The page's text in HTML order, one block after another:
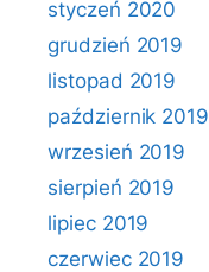
styczeń 2020
grudzień 2019
listopad 2019
październik 2019
wrzesień 2019
sierpień 2019
lipiec 2019
czerwiec 2019